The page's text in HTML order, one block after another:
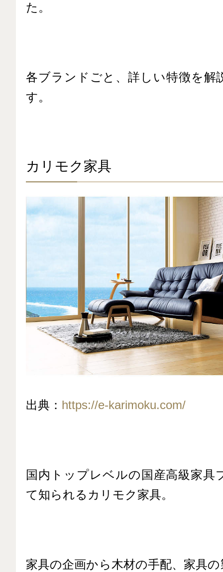
た。
各ブランドごと、詳しい特徴を解
す。
カリモク家具
出典： https://e-karimoku.com/
国内トップレベルの国産高級家具
て知られるカリモク家具。
家具の企画から木材の手配、家具